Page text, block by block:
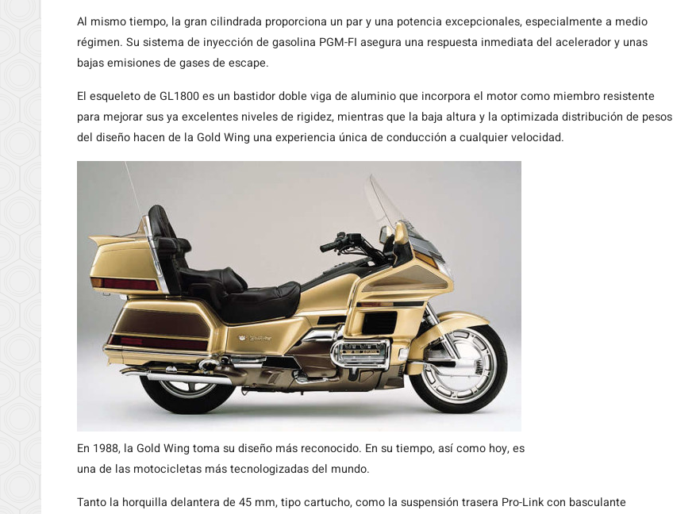
Al mismo tiempo, la gran cilindrada proporciona un par y una potencia excepcionales, especialmente a medio
régimen. Su sistema de inyección de gasolina PGM-FI asegura una respuesta inmediata del acelerador y unas
bajas emisiones de gases de escape.
El esqueleto de GL1800 es un bastidor doble viga de aluminio que incorpora el motor como miembro resistente
para mejorar sus ya excelentes niveles de rigidez, mientras que la baja altura y la optimizada distribución de pesos
del diseño hacen de la Gold Wing una experiencia única de conducción a cualquier velocidad.
En 1988, la Gold Wing toma su diseño más reconocido. En su tiempo, así como hoy, es
una de las motocicletas más tecnologizadas del mundo.
Tanto la horquilla delantera de 45 mm, tipo cartucho, como la suspensión trasera Pro-Link con basculante